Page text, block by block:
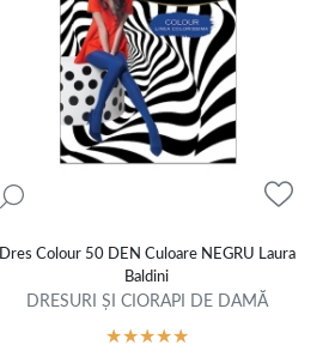
Dres Colour 50 DEN Culoare NEGRU Laura
Baldini
DRESURI ȘI CIORAPI DE DAMĂ